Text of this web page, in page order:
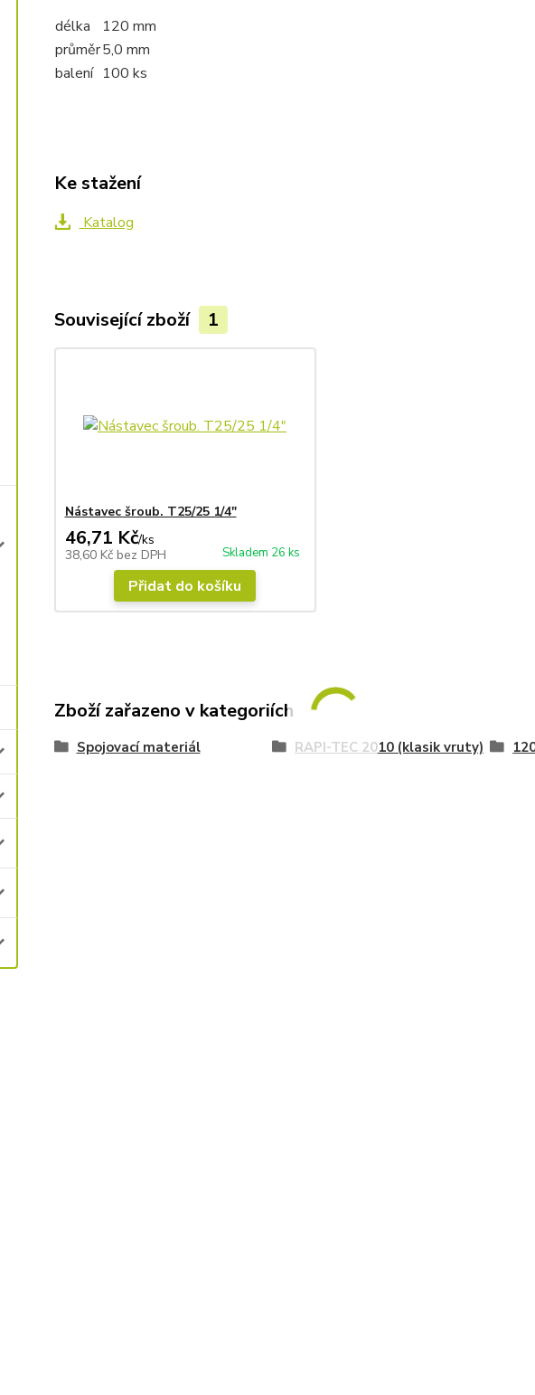
délka
120 mm
průměr5,0 mm
balení 100 ks
Ke stažení
Katalog
Související zboží 1
Nástavec šroub. T25/25 1/4"
46,71 Kč/ks
38,60 Kč bez DPH Skladem 26 ks
Přidat do košíku
Zboží zařazeno v kategoriích
Spojovací materiál RAPI-TEC 2010 (klasik vruty)